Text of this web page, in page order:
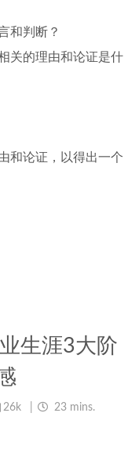
和判断？
关的理由和论证是什
和论证，以得出一个
生涯3大阶
26k 23 mins.